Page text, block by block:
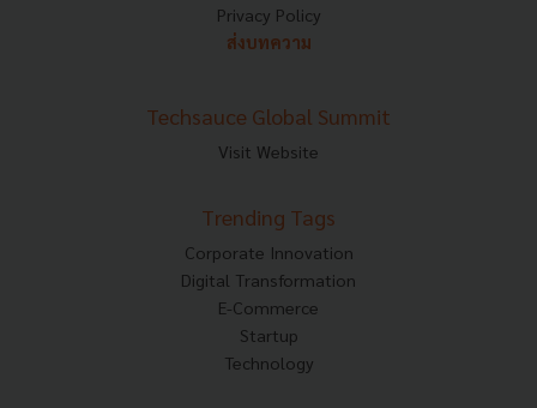
Privacy Policy
ส่งบทความ
Techsauce Global Summit
Visit Website
Trending Tags
Corporate Innovation
Digital Transformation
E-Commerce
Startup
Technology